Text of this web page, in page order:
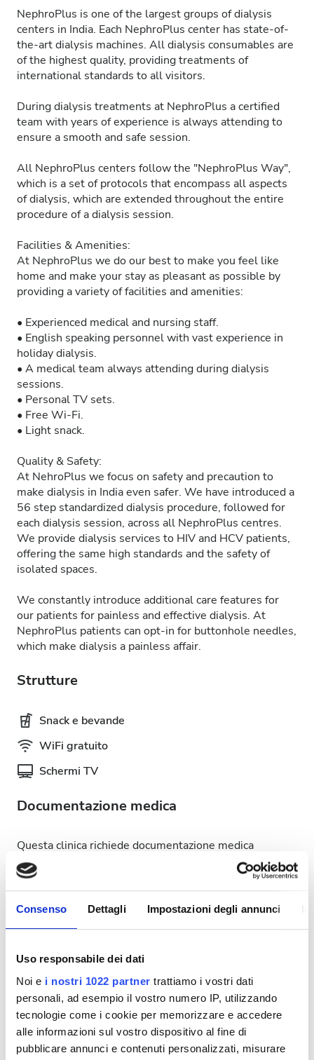
Consenso Dettagli Impostazioni degli annunci
Uso responsabile dei dati
Noi e i nostri 1022 partner trattiamo i vostri dati
personali, ad esempio il vostro numero IP, utilizzando
tecnologie come i cookie per memorizzare e accedere
alle informazioni sul vostro dispositivo al fine di
pubblicare annunci e contenuti personalizzati, misurare
NephroPlus is one of the largest groups of dialysis
centers in India. Each NephroPlus center has state-of-
the-art dialysis machines. All dialysis consumables are
of the highest quality, providing treatments of
international standards to all visitors.
During dialysis treatments at NephroPlus a certified
team with years of experience is always attending to
ensure a smooth and safe session.
All NephroPlus centers follow the "NephroPlus Way",
which is a set of protocols that encompass all aspects
of dialysis, which are extended throughout the entire
procedure of a dialysis session.
Facilities & Amenities:
At NephroPlus we do our best to make you feel like
home and make your stay as pleasant as possible by
providing a variety of facilities and amenities:
• Experienced medical and nursing staff.
• English speaking personnel with vast experience in
holiday dialysis.
• A medical team always attending during dialysis
sessions.
• Personal TV sets.
• Free Wi-Fi.
• Light snack.
Quality & Safety:
At NehroPlus we focus on safety and precaution to
make dialysis in India even safer. We have introduced a
56 step standardized dialysis procedure, followed for
each dialysis session, across all NephroPlus centres.
We provide dialysis services to HIV and HCV patients,
offering the same high standards and the safety of
isolated spaces.
We constantly introduce additional care features for
our patients for painless and effective dialysis. At
NephroPlus patients can opt-in for buttonhole needles,
which make dialysis a painless affair.
Strutture
Snack e bevande
WiFi gratuito
Schermi TV
Documentazione medica
Questa clinica richiede documentazione medica
specifica per i trattamenti di dialisi. Puoi caricare i
documenti online o portarli in clinica quando arrivi.
INTERNATIONAL DIALYSIS REQUEST Clinical
Information & Patient Identification Form
Giorni disponibili per il trattamento
Agosto 2026